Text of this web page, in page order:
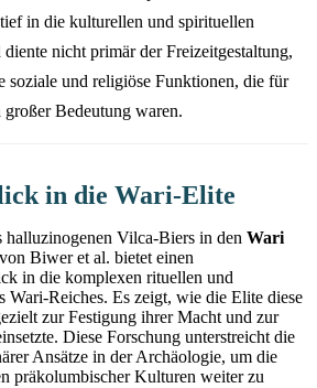
in die kulturellen und spirituellen
nicht primär der Freizeitgestaltung,
soziale und religiöse Funktionen, die für
Bedeutung waren.
in die Wari-Elite
halluzinogenen Vilca-Biers in den Wari
Biwer et al. bietet einen
in die komplexen rituellen und
Wari-Reiches. Es zeigt, wie die Elite diese
zur Festigung ihrer Macht und zur
Diese Forschung unterstreicht die
Ansätze in der Archäologie, um die
präkolumbischer Kulturen weiter zu